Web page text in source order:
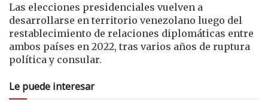
Las elecciones presidenciales vuelven a
desarrollarse en territorio venezolano luego del
restablecimiento de relaciones diplomáticas entre
ambos países en 2022, tras varios años de ruptura
política y consular.
Le puede interesar